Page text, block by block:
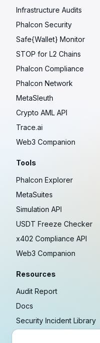
Infrastructure Audits
Phalcon Security
Safe{Wallet} Monitor
STOP for L2 Chains
Phalcon Compliance
Phalcon Network
MetaSleuth
Crypto AML API
Trace.ai
Web3 Companion
Tools
Phalcon Explorer
MetaSuites
Simulation API
USDT Freeze Checker
x402 Compliance API
Web3 Companion
Resources
Audit Report
Docs
Security Incident Library